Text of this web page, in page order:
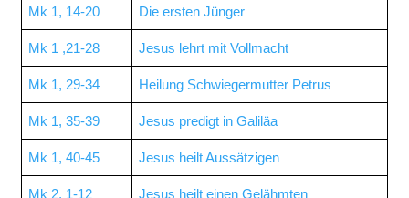
Mk 1, 14-20 Die ersten Jünger
Mk 1 ,21-28 Jesus lehrt mit Vollmacht
Mk 1, 29-34 Heilung Schwiegermutter Petrus
Mk 1, 35-39 Jesus predigt in Galiläa
Mk 1, 40-45 Jesus heilt Aussätzigen
Mk 2, 1-12 Jesus heilt einen Gelähmten